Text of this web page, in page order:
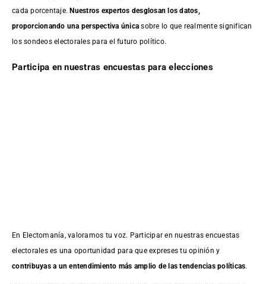
cada porcentaje.Nuestros expertos desglosan los datos,
proporcionando una perspectiva única sobre lo que realmente significan
los sondeos electorales para el futuro político.
Participa en nuestras encuestas para elecciones
En Electomanía, valoramos tu voz. Participar en nuestras encuestas
electorales es una oportunidad para que expreses tu opinión y
contribuyas a un entendimiento más amplio de las tendencias políticas.